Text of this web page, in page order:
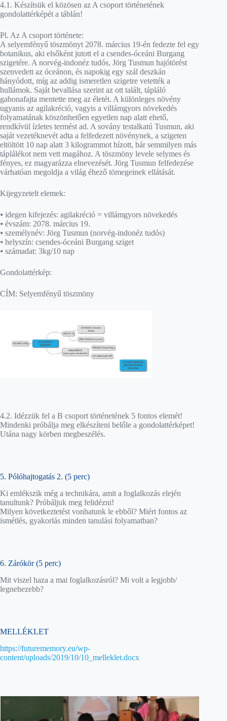
4.1. Készítsük el közösen az A csoport történetének
gondolattérképét a táblán!
Pl. Az A csoport története:
A selyemfényű töszmönyt 2078. március 19-én fedezte fel egy
botanikus, aki elsőként jutott el a csendes-óceáni Burgang
szigetére. A norvég-indonéz tudós, Jörg Tusmun hajótörést
szenvedett az óceánon, és napokig egy szál deszkán
hányódott, míg az addig ismeretlen szigetre vetették a
hullámok. Saját bevallása szerint az ott talált, tápláló
gabonafajta mentette meg az életét. A különleges növény
ugyanis az agilakréció, vagyis a villámgyors növekedés
folyamatának köszönhetően egyetlen nap alatt ehető,
rendkívül ízletes termést ad. A sovány testalkatú Tusmun, aki
saját vezetéknevét adta a felfedezett növénynek, a szigeten
eltöltött 10 nap alatt 3 kilogrammot hízott, bár semmilyen más
táplálékot nem vett magához. A töszmöny levele selymes és
fényes, ez magyarázza elnevezését. Jörg Tusmun felfedezése
várhatóan megoldja a világ éhező tömegeinek ellátását.
Kijegyzetelt elemek:
⦁ idegen kifejezés: agilakréció = villámgyors növekedés
⦁ évszám: 2078. március 19.
⦁ személynév: Jörg Tusmun (norvég-indonéz tudós)
⦁ helyszín: csendes-óceáni Burgang sziget
⦁ számadat: 3kg/10 nap
Gondolattérkép:
CÍM: Selyemfényű töszmöny
4.2. Idézzük fel a B csoport történetének 5 fontos elemét!
Mindenki próbálja meg elkészíteni belőle a gondolattérképet!
Utána nagy körben megbeszélés.
5. Pólóhajtogatás 2. (5 perc)
Ki emlékszik még a technikára, amit a foglalkozás elején
tanultunk? Próbáljuk meg felidézni!
Milyen következtetést vonhatunk le ebből? Miért fontos az
ismétlés, gyakorlás minden tanulási folyamatban?
6. Zárókör (5 perc)
Mit viszel haza a mai foglalkozásról? Mi volt a legjobb/
legnehezebb?
MELLÉKLET
https://futurememory.eu/wp-
content/uploads/2019/10/10_melleklet.docx